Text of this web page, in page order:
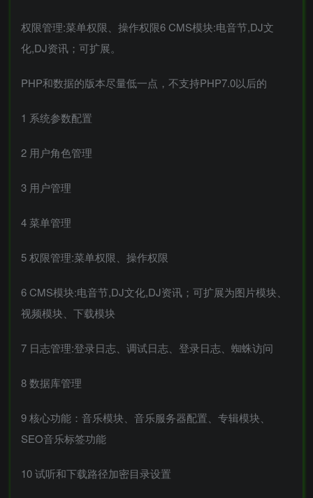
权限管理:菜单权限、操作权限6 CMS模块:电音节,DJ文
化,DJ资讯；可扩展。
PHP和数据的版本尽量低一点，不支持PHP7.0以后的
1 系统参数配置
2 用户角色管理
3 用户管理
4 菜单管理
5 权限管理:菜单权限、操作权限
6 CMS模块:电音节,DJ文化,DJ资讯；可扩展为图片模块、
视频模块、下载模块
7 日志管理:登录日志、调试日志、登录日志、蜘蛛访问
8 数据库管理
9 核心功能：音乐模块、音乐服务器配置、专辑模块、
SEO音乐标签功能
10 试听和下载路径加密目录设置